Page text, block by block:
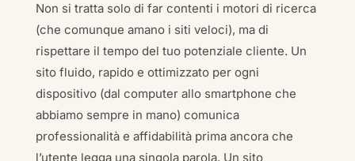
Non si tratta solo di far contenti i motori di ricerca
(che comunque amano i siti veloci), ma di
rispettare il tempo del tuo potenziale cliente. Un
sito fluido, rapido e ottimizzato per ogni
dispositivo (dal computer allo smartphone che
abbiamo sempre in mano) comunica
professionalità e affidabilità prima ancora che
l’utente legga una singola parola. Un sito